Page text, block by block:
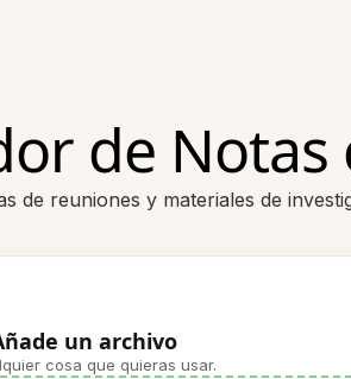
de
de reuniones y materiales de
un archivo
cosa que quieras usar.